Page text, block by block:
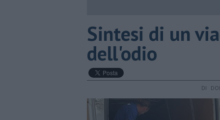
​Sintesi di un
dell'odio
DI